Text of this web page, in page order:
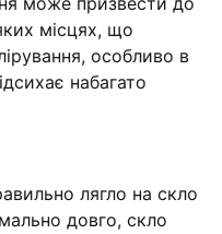
місцях, що
особливо в
набагато
лягло на скло
довго, скло